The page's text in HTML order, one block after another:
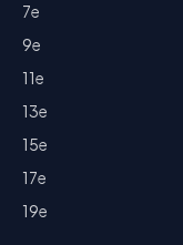
7e
9e
11e
13e
15e
17e
19e